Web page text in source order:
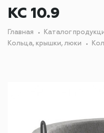
КС 10.9
Главная Каталог
Кольца, крышки, люки